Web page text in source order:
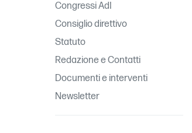
Congressi AdI
Consiglio direttivo
Statuto
Redazione e Contatti
Documenti e interventi
Newsletter